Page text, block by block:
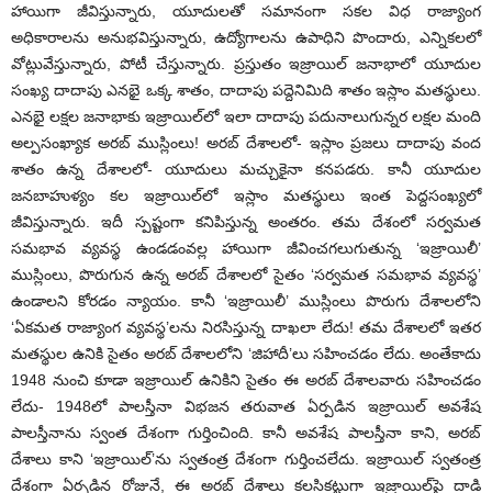
హాయిగా జీవిస్తున్నారు, యూదులతో సమానంగా సకల విధ రాజ్యాంగ
అధికారాలను అనుభవిస్తున్నారు, ఉద్యోగాలను ఉపాధిని పొందారు, ఎన్నికలలో
వోట్లువేస్తున్నారు, పోటీ చేస్తున్నారు. ప్రస్తుతం ఇజ్రాయిల్ జనాభాలో యూదుల
సంఖ్య దాదాపు ఎనభై ఒక్క శాతం, దాదాపు పద్దెనిమిది శాతం ఇస్లాం మతస్థులు.
ఎనభై లక్షల జనాభాకు ఇజ్రాయిల్‌లో ఇలా దాదాపు పదునాలుగున్నర లక్షల మంది
అల్పసంఖ్యాక అరబ్ ముస్లింలు! అరబ్ దేశాలలో- ఇస్లాం ప్రజలు దాదాపు వంద
శాతం ఉన్న దేశాలలో- యూదులు మచ్చుకైనా కనపడరు. కానీ యూదుల
జనబాహుళ్యం కల ఇజ్రాయిల్‌లో ఇస్లాం మతస్థులు ఇంత పెద్దసంఖ్యలో
జీవిస్తున్నారు. ఇదీ స్పష్టంగా కనిపిస్తున్న అంతరం. తమ దేశంలో సర్వమత
సమభావ వ్యవస్థ ఉండడంవల్ల హాయిగా జీవించగలుగుతున్న ‘ఇజ్రాయిలీ’
ముస్లింలు, పొరుగున ఉన్న అరబ్ దేశాలలో సైతం ‘సర్వమత సమభావ వ్యవస్థ’
ఉండాలని కోరడం న్యాయం. కానీ ‘ఇజ్రాయిలీ’ ముస్లింలు పొరుగు దేశాలలోని
‘ఏకమత రాజ్యాంగ వ్యవస్థ’లను నిరసిస్తున్న దాఖలా లేదు! తమ దేశాలలో ఇతర
మతస్థుల ఉనికి సైతం అరబ్ దేశాలలోని ‘జిహాదీ’లు సహించడం లేదు. అంతేకాదు
1948 నుంచి కూడా ఇజ్రాయిల్ ఉనికిని సైతం ఈ అరబ్ దేశాలవారు సహించడం
లేదు- 1948లో పాలస్తీనా విభజన తరువాత ఏర్పడిన ఇజ్రాయిల్ అవశేష
పాలస్తీనాను స్వంత దేశంగా గుర్తించింది. కానీ అవశేష పాలస్తీనా కాని, అరబ్
దేశాలు కాని ‘ఇజ్రాయిల్’ను స్వతంత్ర దేశంగా గుర్తించలేదు. ఇజ్రాయిల్ స్వతంత్ర
దేశంగా ఏర్పడిన రోజునే, ఈ అరబ్ దేశాలు కలసికట్టుగా ఇజ్రాయిల్‌పై దాడి